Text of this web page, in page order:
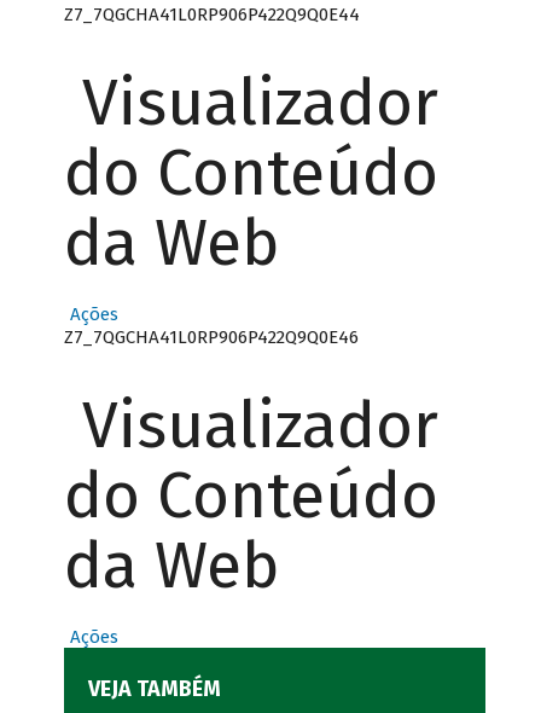
Z7_7QGCHA41L0RP906P422Q9Q0E44
Visualizador
do Conteúdo
da Web
Ações
Z7_7QGCHA41L0RP906P422Q9Q0E46
Visualizador
do Conteúdo
da Web
Ações
VEJA TAMBÉM